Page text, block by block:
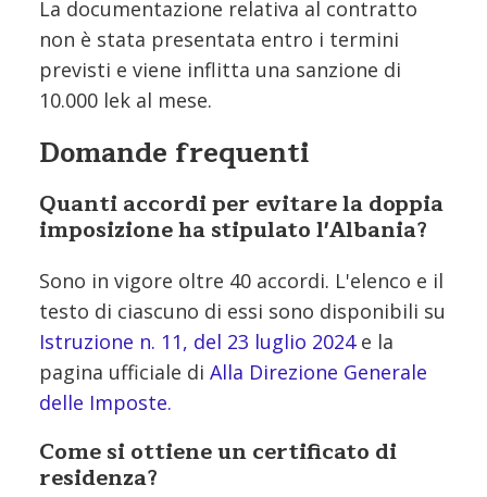
La documentazione relativa al contratto
non è stata presentata entro i termini
previsti e viene inflitta una sanzione di
10.000 lek al mese.
Domande frequenti
Quanti accordi per evitare la doppia
imposizione ha stipulato l'Albania?
Sono in vigore oltre 40 accordi. L'elenco e il
testo di ciascuno di essi sono disponibili su
Istruzione n. 11, del 23 luglio 2024e la
pagina ufficiale di Alla Direzione Generale
delle Imposte.
Come si ottiene un certificato di
residenza?